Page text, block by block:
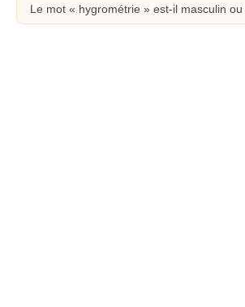
Le mot « hygrométrie » est-il masculin